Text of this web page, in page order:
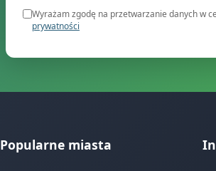
Wyrażam zgodę na przetwarzanie danych w
prywatności
Popularne miasta